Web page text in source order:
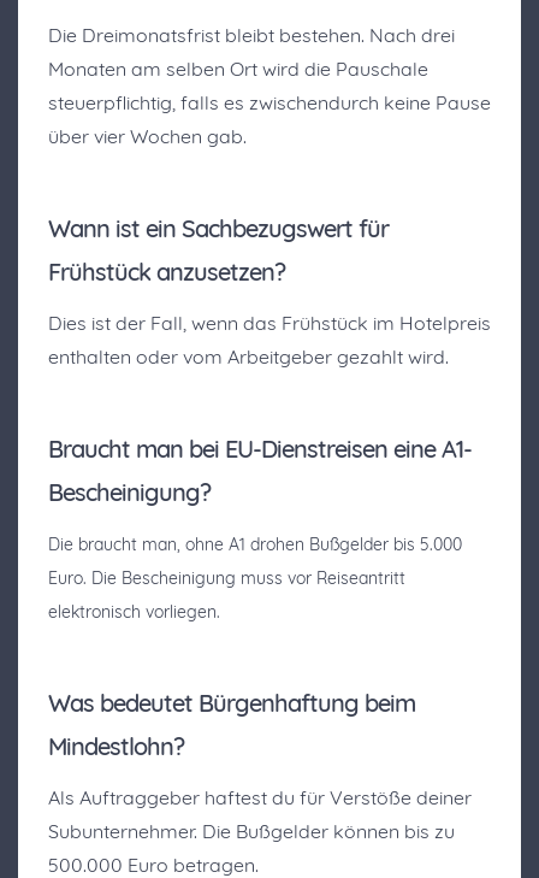
Die Dreimonatsfrist bleibt bestehen. Nach drei
Monaten am selben Ort wird die Pauschale
steuerpflichtig, falls es zwischendurch keine Pause
über vier Wochen gab.
Wann ist ein Sachbezugswert für
Frühstück anzusetzen?
Dies ist der Fall, wenn das Frühstück im Hotelpreis
enthalten oder vom Arbeitgeber gezahlt wird.
Braucht man bei EU-Dienstreisen eine A1-
Bescheinigung?
Die braucht man, ohne A1 drohen Bußgelder bis 5.000
Euro. Die Bescheinigung muss vor Reiseantritt
elektronisch vorliegen.
Was bedeutet Bürgenhaftung beim
Mindestlohn?
Als Auftraggeber haftest du für Verstöße deiner
Subunternehmer. Die Bußgelder können bis zu
500.000 Euro betragen.